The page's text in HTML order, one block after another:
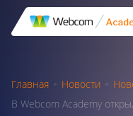
Главная Новости
В Webcom Academy